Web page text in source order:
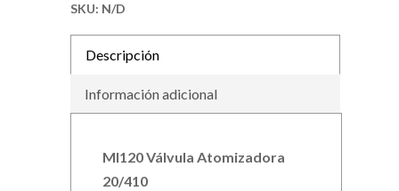
SKU: N/D
Descripción
Información adicional
MI120 Válvula Atomizadora
20/410